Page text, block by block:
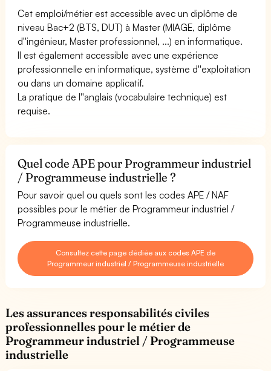
Cet emploi/métier est accessible avec un diplôme de
niveau Bac+2 (BTS, DUT) à Master (MIAGE, diplôme
d''ingénieur, Master professionnel, ...) en informatique.
Il est également accessible avec une expérience
professionnelle en informatique, système d''exploitation
ou dans un domaine applicatif.
La pratique de l''anglais (vocabulaire technique) est
requise.
Quel code APE pour Programmeur industriel
/ Programmeuse industrielle ?
Pour savoir quel ou quels sont les codes APE / NAF
possibles pour le métier de Programmeur industriel /
Programmeuse industrielle.
Consultez cette page dédiée aux codes APE de
Programmeur industriel / Programmeuse industrielle
Les assurances responsabilités civiles
professionnelles pour le métier de
Programmeur industriel / Programmeuse
industrielle